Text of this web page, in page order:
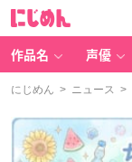
作品名 声優
にじめん > ニュース >